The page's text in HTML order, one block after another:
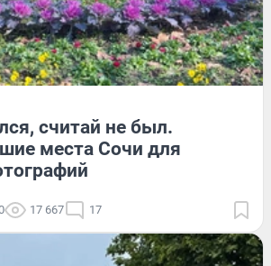
считай не был.
места Сочи для
17 667 17